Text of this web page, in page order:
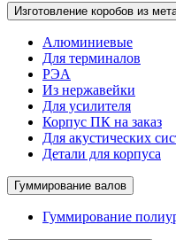
Изготовление коробов из
Алюминиевые
Для терминалов
РЭА
Из нержавейки
Для усилителя
Корпус ПК на заказ
Для акустических
Детали для корпуса
Гуммирование валов
Гуммирование